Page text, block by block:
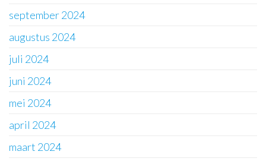
september 2024
augustus 2024
juli 2024
juni 2024
mei 2024
april 2024
maart 2024